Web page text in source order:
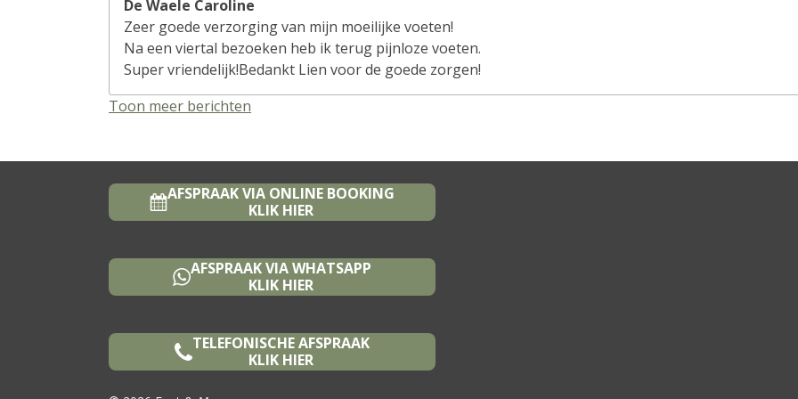
De Waele Caroline
Zeer goede verzorging van mijn moeilijke voeten!
Na een viertal bezoeken heb ik terug pijnloze voeten.
Super vriendelijk!Bedankt Lien voor de goede zorgen!
Toon meer berichten
AFSPRAAK VIA ONLINE BOOKING
KLIK HIER
AFSPRAAK VIA WHATSAPP
KLIK HIER
TELEFONISCHE AFSPRAAK
KLIK HIER